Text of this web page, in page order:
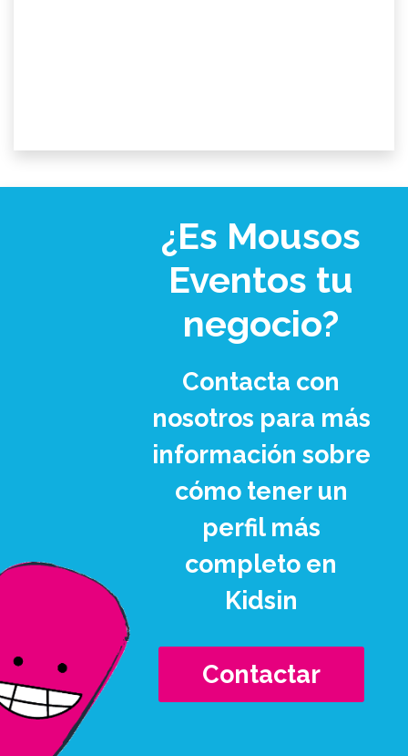
¿Es Mousos
Eventos tu
negocio?
Contacta con
nosotros para más
información sobre
cómo tener un
perfil más
completo en
Kidsin
Contactar